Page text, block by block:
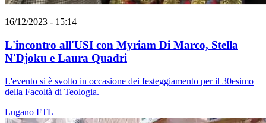
16/12/2023 - 15:14
L'incontro all'USI con Myriam Di Marco, Stella
N'Djoku e Laura Quadri
L'evento si è svolto in occasione dei festeggiamento per il 30esimo
della Facoltà di Teologia.
Lugano FTL